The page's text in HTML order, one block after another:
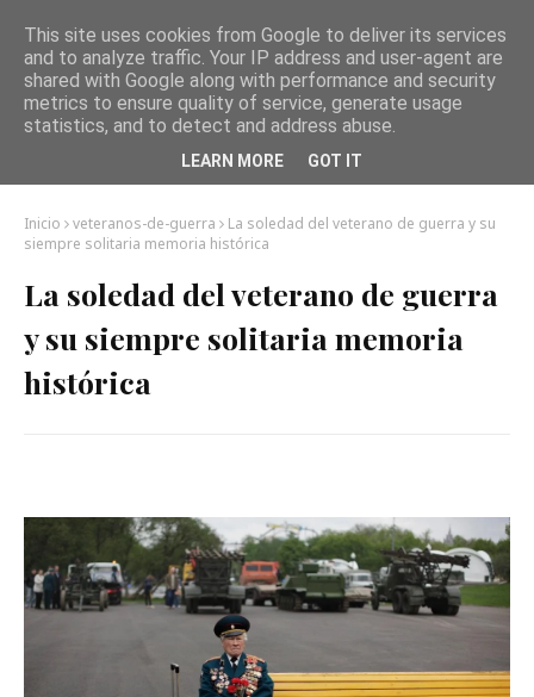
Inicio veteranos-de-guerra
La soledad del veterano de guerra y su
siempre solitaria memoria histórica
La soledad del veterano de guerra
y su siempre solitaria memoria
histórica
This site uses cookies from Google to deliver its services
and to analyze traffic. Your IP address and user-agent are
shared with Google along with performance and security
metrics to ensure quality of service, generate usage
statistics, and to detect and address abuse.
LEARN MORE GOT IT